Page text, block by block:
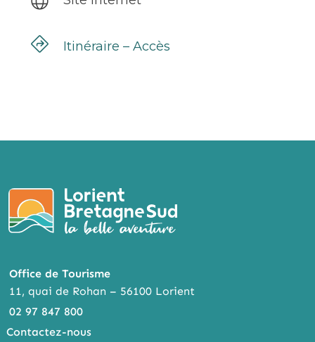
Itinéraire – Accès
Office de Tourisme
11, quai de Rohan – 56100 Lorient
02 97 847 800
Contactez-nous